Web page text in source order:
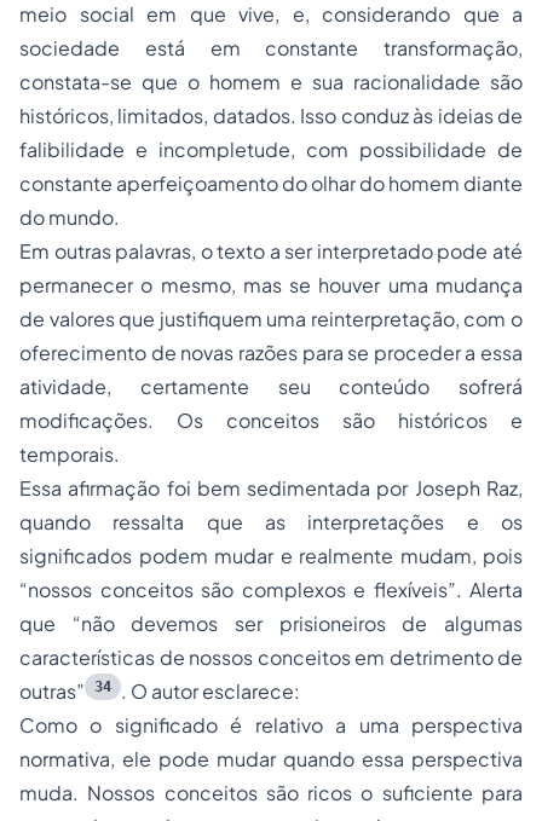
meio social em que vive, e, considerando que a
sociedade está em constante transformação,
constata-se que o homem e sua racionalidade são
históricos, limitados, datados. Isso conduz às ideias de
falibilidade e incompletude, com possibilidade de
constante aperfeiçoamento do olhar do homem diante
do mundo.
Em outras palavras, o texto a ser interpretado pode até
permanecer o mesmo, mas se houver uma mudança
de valores que justifiquem uma reinterpretação, com o
oferecimento de novas razões para se proceder a essa
atividade, certamente seu conteúdo sofrerá
modificações. Os conceitos são históricos e
temporais.
Essa afirmação foi bem sedimentada por Joseph Raz,
quando ressalta que as interpretações e os
significados podem mudar e realmente mudam, pois
“nossos conceitos são complexos e flexíveis”. Alerta
que “não devemos ser prisioneiros de algumas
características de nossos conceitos em detrimento de
outras”
34
. O autor esclarece:
Como o significado é relativo a uma perspectiva
normativa, ele pode mudar quando essa perspectiva
muda. Nossos conceitos são ricos o suficiente para